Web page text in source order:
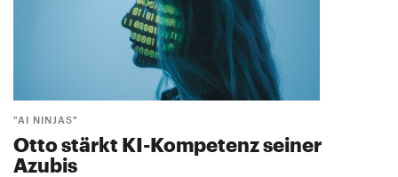
"AI NINJAS"
Otto stärkt KI-Kompetenz seiner
Azubis